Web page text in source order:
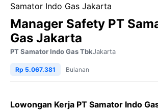
Samator Indo Gas Jakarta
Manager Safety PT
Gas Jakarta
PT Samator Indo Gas TbkJakarta
Rp 5.067.381 Bulanan
Lowongan Kerja PT Samator Indo